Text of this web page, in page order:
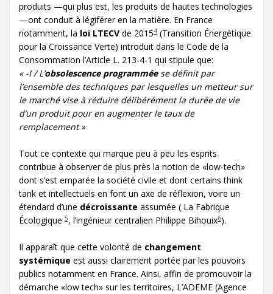
produits —qui plus est, les produits de hautes technologies
—ont conduit à légiférer en la matière. En France
notamment, la loi LTECV de 20154 (Transition Énergétique
pour la Croissance Verte) introduit dans le Code de la
Consommation l’Article L. 213-4-1 qui stipule que:
« -I / L’obsolescence programméese définit par
l’ensemble des techniques par lesquelles un metteur sur
le marché vise à réduire délibérément la durée de vie
d’un produit pour en augmenter le taux de
remplacement »
Tout ce contexte qui marque peu à peu les esprits
contribue à observer de plus près la notion de «low-tech»
dont s’est emparée la société civile et dont certains think
tank et intellectuels en font un axe de réflexion, voire un
étendard d’une décroissante assumée ( La Fabrique
Écologique 5, l’ingénieur centralien Philippe Bihouix6).
Il apparaît que cette volonté de changement
systémique est aussi clairement portée par les pouvoirs
publics notamment en France. Ainsi, affin de promouvoir la
démarche «low tech» sur les territoires, L’ADEME (Agence